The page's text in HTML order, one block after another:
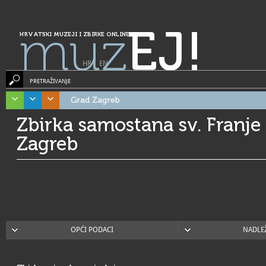
HRVATSKI MUZEJI I ZBIRKE ONLINE
muzEJ!
HR| EN
PRETRAŽIVANJE
Grad Zagreb
Zbirka samostana sv.
Zagreb
OPĆI PODACI